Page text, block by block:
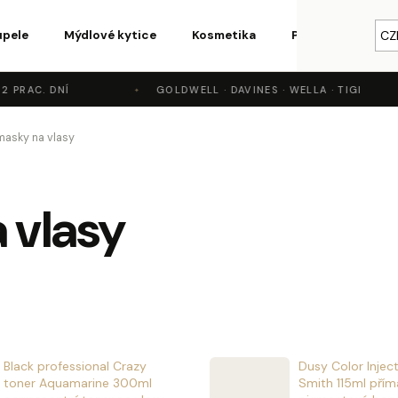
Mýdlové kytice Kosmetika Parfémy a vůně
DNÍ GOLDWELL · DAVINES · WELLA · TIGI
na vlasy
vlasy
Black professional Crazy
toner Aquamarine 300ml
Dusy Color
Smith 115ml
potřebujete najít?